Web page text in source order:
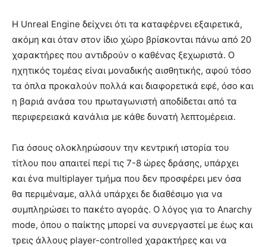
Η Unreal Engine δείχνει ότι τα καταφέρνει εξαιρετικά,
ακόμη και όταν στον ίδιο χώρο βρίσκονται πάνω από 20
χαρακτήρες που αντιδρούν ο καθένας ξεχωριστά. Ο
ηχητικός τομέας είναι μοναδικής αισθητικής, αφού τόσο
τα όπλα προκαλούν πολλά και διαφορετικά εφέ, όσο και
η βαριά ανάσα του πρωταγωνιστή αποδίδεται από τα
περιφερειακά κανάλια με κάθε δυνατή λεπτομέρεια.
Για όσους ολοκληρώσουν την κεντρική ιστορία του
τίτλου που απαιτεί περί τις 7-8 ώρες δράσης, υπάρχει
και ένα multiplayer τμήμα που δεν προσφέρει μεν όσα
θα περιμέναμε, αλλά υπάρχει δε διαθέσιμο για να
συμπληρώσει το πακέτο αγοράς. Ο λόγος για το Anarchy
mode, όπου ο παίκτης μπορεί να συνεργαστεί με έως και
τρεις άλλους player-controlled χαρακτήρες και να